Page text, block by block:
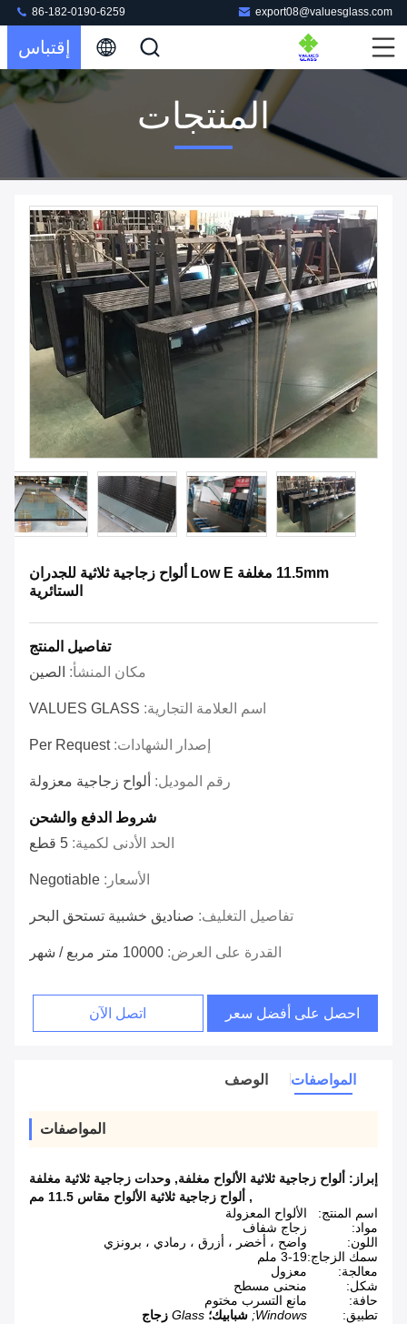
export08@valuesglass.com
86-182-0190-6259
إقتباس
المنتجات
11.5mm مغلفة Low E ألواح زجاجية ثلاثية للجدران
الستائرية
تفاصيل المنتج
مكان المنشأ: الصين
اسم العلامة التجارية: VALUES GLASS
إصدار الشهادات:Per Request
رقم الموديل: ألواح زجاجية معزولة
شروط الدفع والشحن
الحد الأدنى لكمية: 5 قطع
الأسعار: Negotiable
تفاصيل التغليف: صناديق خشبية تستحق البحر
القدرة على العرض: 10000 متر مربع / شهر
احصل على أفضل سعر اتصل الآن
المواصفات الوصف
المواصفات
إبراز: ألواح زجاجية ثلاثية الألواح مغلفة, وحدات زجاجية ثلاثية مغلفة
, ألواح زجاجية ثلاثية الألواح مقاس 11.5 مم
اسم المنتج:
الألواح المعزولة
مواد:
زجاج شفاف
اللون:
واضح ، أخضر ، أزرق ، رمادي ، برونزي
سمك الزجاج:3-19 ملم
معالجة:
معزول
شكل:
منحنى مسطح
حافة:
مانع التسرب مختوم
تطبيق:
Windows; شبابيك؛ Glass زجاج